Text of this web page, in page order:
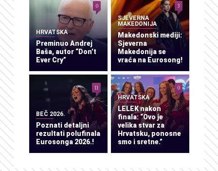
HRVATSKA
Preminuo Andrej
Baša, autor “Don’t
Ever Cry”
0
SJEVERNA
MAKEDONIJA
Makedonski mediji:
Sjeverna
Makedonija se
vraća na Eurosong!
3
BEČ 2026.
Poznati detaljni
rezultati polufinala
Eurosonga 2026.!
11
HRVATSKA
LELEK nakon
finala: “Ovo je
velika stvar za
Hrvatsku, ponosne
smo i sretne.”
0